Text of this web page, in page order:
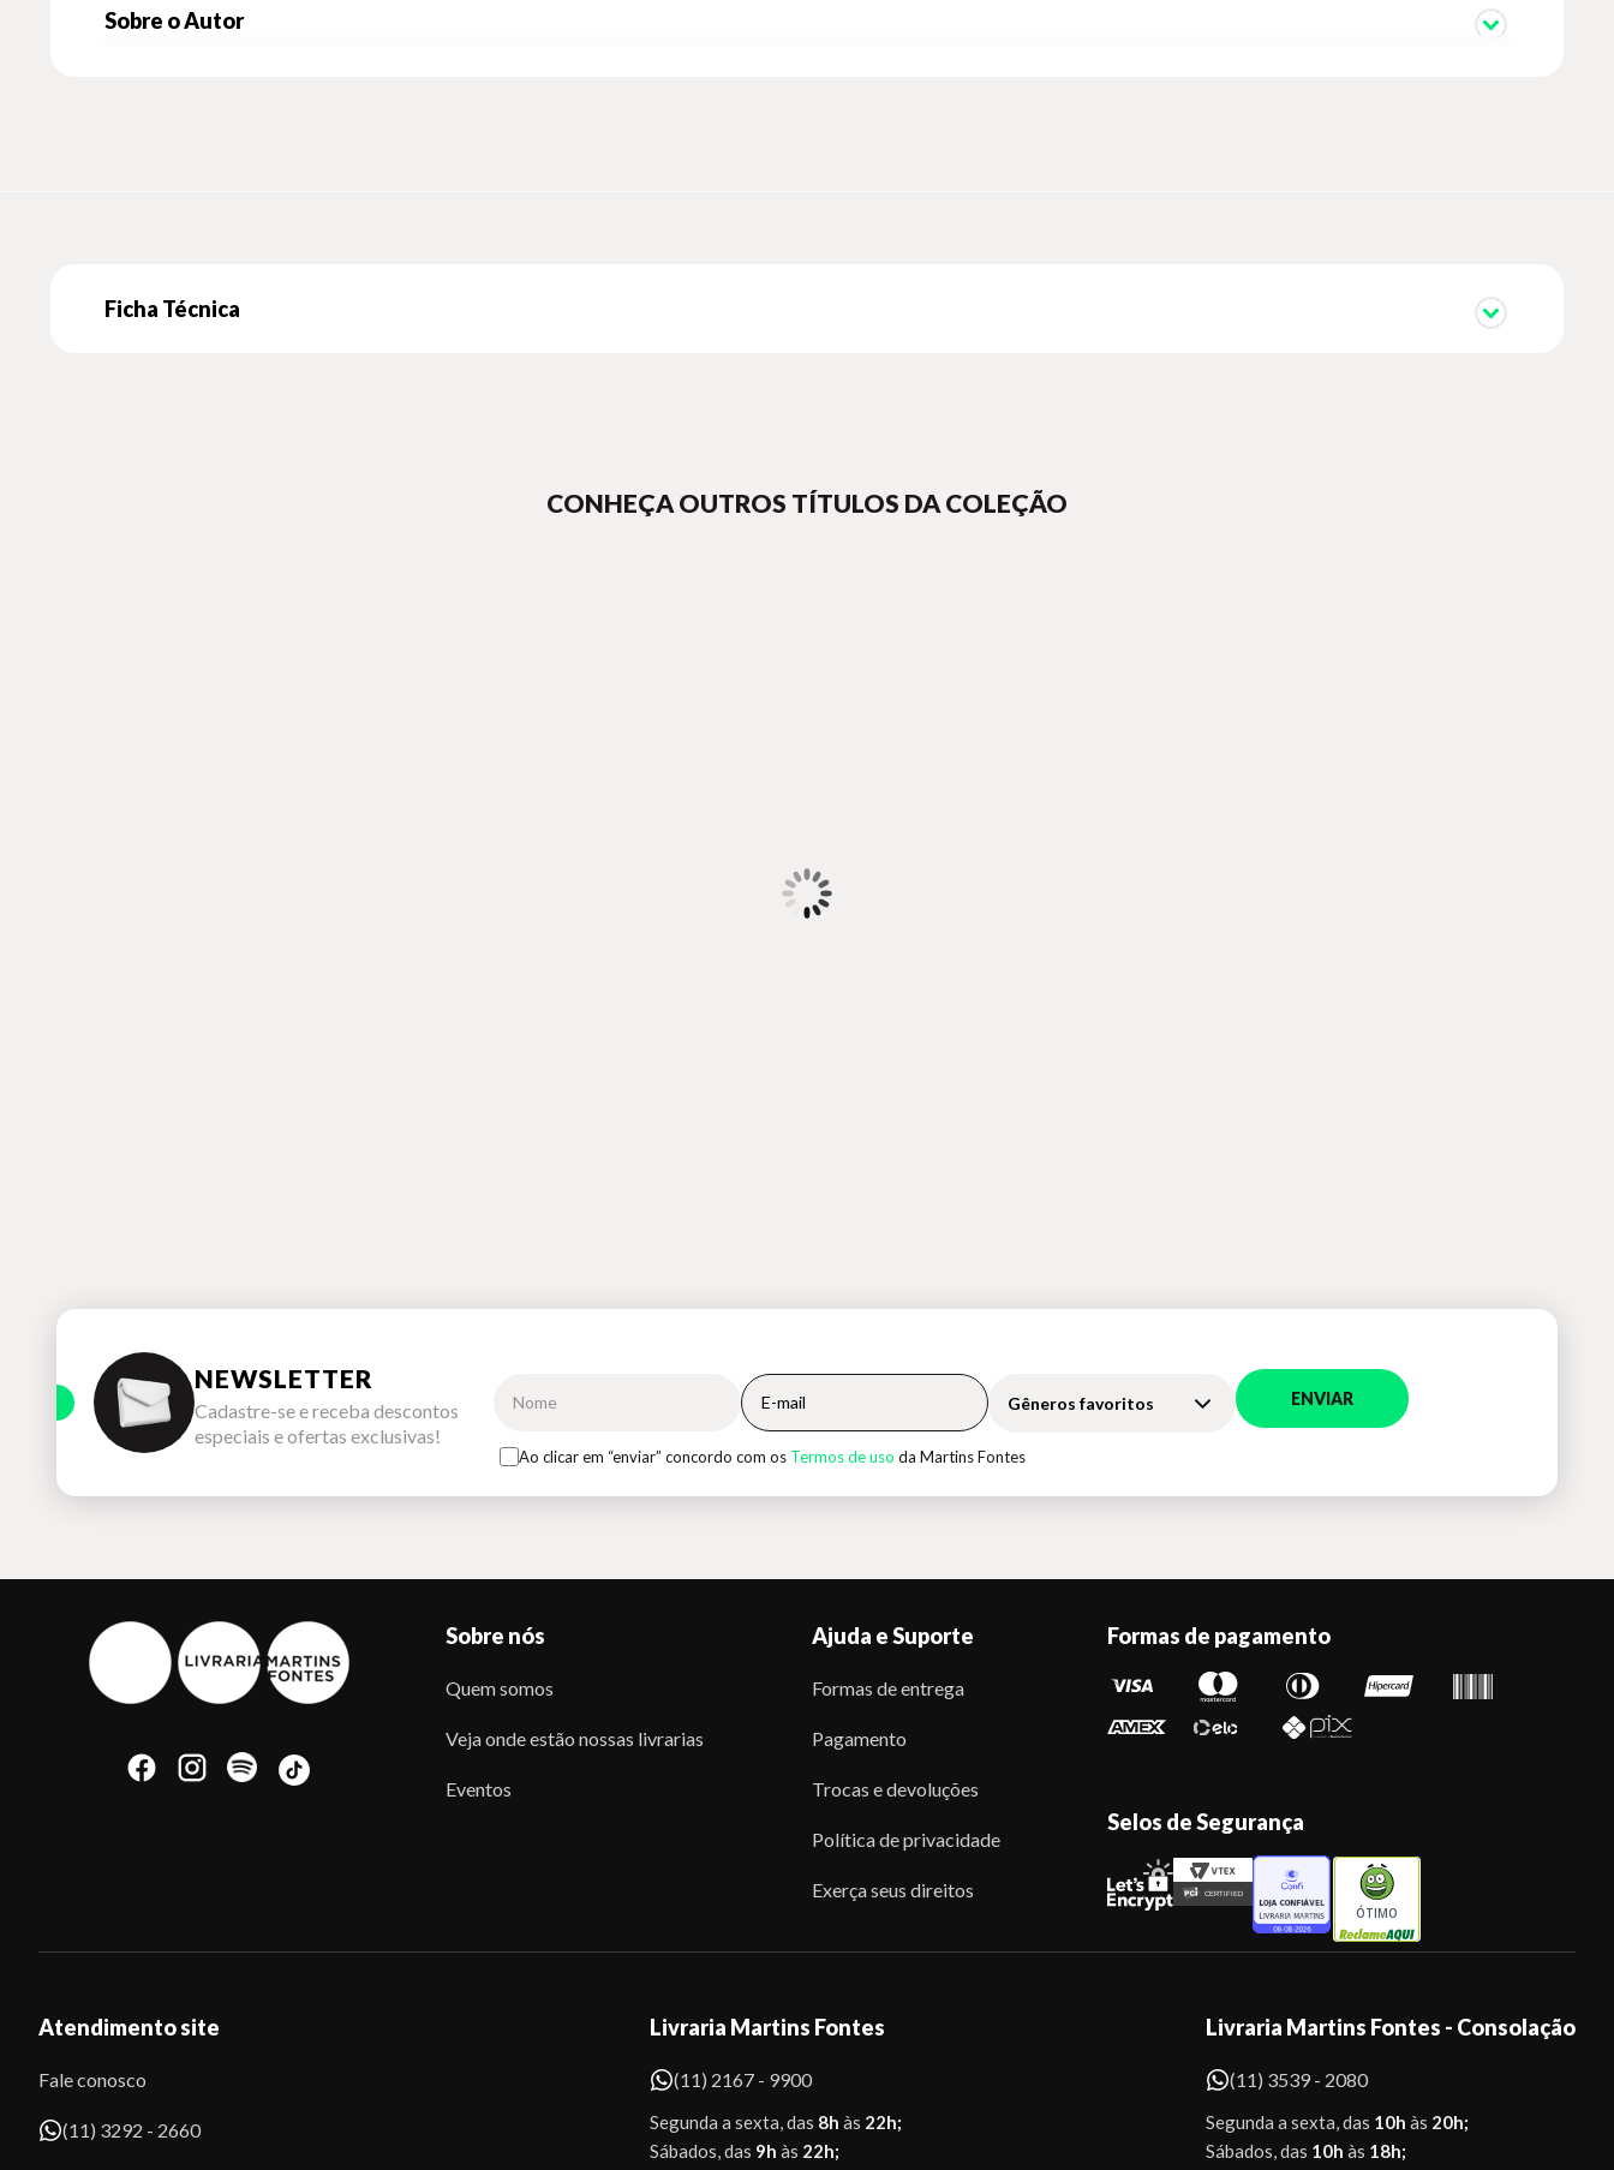
Sobre o Autor
Ficha Técnica
CONHEÇA OUTROS TÍTULOS DA COLEÇÃO
NEWSLETTER
Cadastre-se e receba descontos
especiais e ofertas exclusivas!
Gêneros favoritos ENVIAR
Ao clicar em “enviar” concordo com os Termos de uso da Martins Fontes
Sobre nós
Quem somos
Veja onde estão nossas livrarias
Eventos
Ajuda e Suporte
Formas de entrega
Pagamento
Trocas e devoluções
Política de privacidade
Exerça seus direitos
Formas de pagamento
Selos de Segurança
ÓTIMO
Atendimento site
Fale conosco
(11) 3292 - 2660
Livraria Martins Fontes
(11) 2167 - 9900
Segunda a sexta, das 8h às 22h;
Sábados, das 9h às 22h;
Livraria Martins Fontes - Consolação
(11) 3539 - 2080
Segunda a sexta, das 10h às 20h;
Sábados, das 10h às 18h;